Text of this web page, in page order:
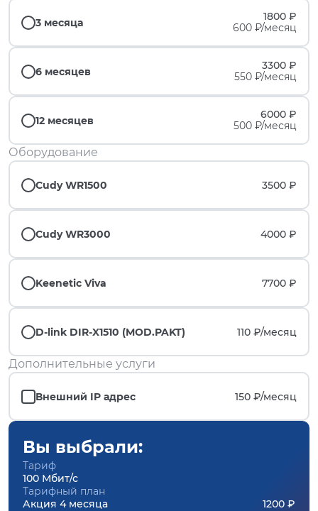
3 месяца
1800 ₽
600 ₽/месяц
6 месяцев
3300 ₽
550 ₽/месяц
12 месяцев
6000 ₽
500 ₽/месяц
Оборудование
Cudy WR1500 3500 ₽
Cudy WR3000 4000 ₽
Keenetic Viva 7700 ₽
D-link DIR-X1510 (MOD.PAKT) 110 ₽/месяц
Дополнительные услуги
Внешний IP адрес 150 ₽/месяц
Вы выбрали:
Тариф
100 Мбит/с
Тарифный план
Акция 4 месяца
1200 ₽